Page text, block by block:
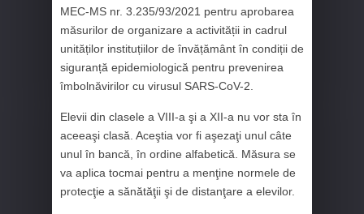
MEC-MS nr. 3.235/93/2021 pentru aprobarea
măsurilor de organizare a activității in cadrul
unităților instituțiilor de învățământ în condiții de
siguranță epidemiologică pentru prevenirea
îmbolnăvirilor cu virusul SARS-CoV-2.
Elevii din clasele a VIII-a şi a XII-a nu vor sta în
aceeaşi clasă. Aceştia vor fi aşezaţi unul câte
unul în bancă, în ordine alfabetică. Măsura se
va aplica tocmai pentru a menţine normele de
protecţie a sănătăţii şi de distanţare a elevilor.